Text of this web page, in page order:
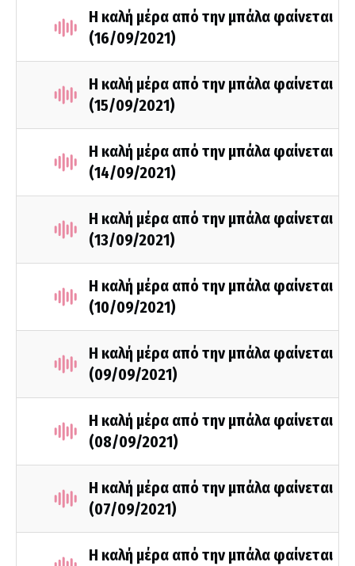
Η καλή μέρα από την μπάλα φαίνεται
(16/09/2021)
Η καλή μέρα από την μπάλα φαίνεται
(15/09/2021)
Η καλή μέρα από την μπάλα φαίνεται
(14/09/2021)
Η καλή μέρα από την μπάλα φαίνεται
(13/09/2021)
Η καλή μέρα από την μπάλα φαίνεται
(10/09/2021)
Η καλή μέρα από την μπάλα φαίνεται
(09/09/2021)
Η καλή μέρα από την μπάλα φαίνεται
(08/09/2021)
Η καλή μέρα από την μπάλα φαίνεται
(07/09/2021)
Η καλή μέρα από την μπάλα φαίνεται